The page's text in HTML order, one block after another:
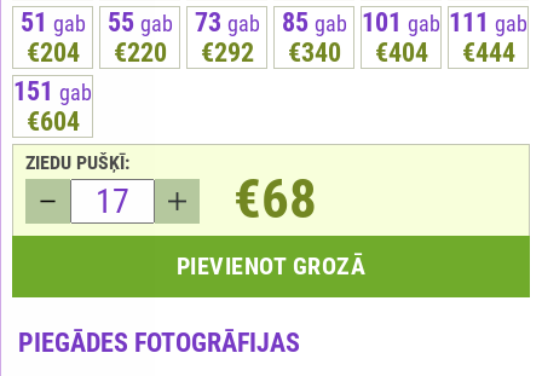
51 gab
€204
55 gab
€220
73 gab
€292
85 gab
€340
101 gab
€404
111 gab
€444
151 gab
€604
ZIEDU PUŠĶĪ:
€68
PIEVIENOT GROZĀ
PIEGĀDES FOTOGRĀFIJAS